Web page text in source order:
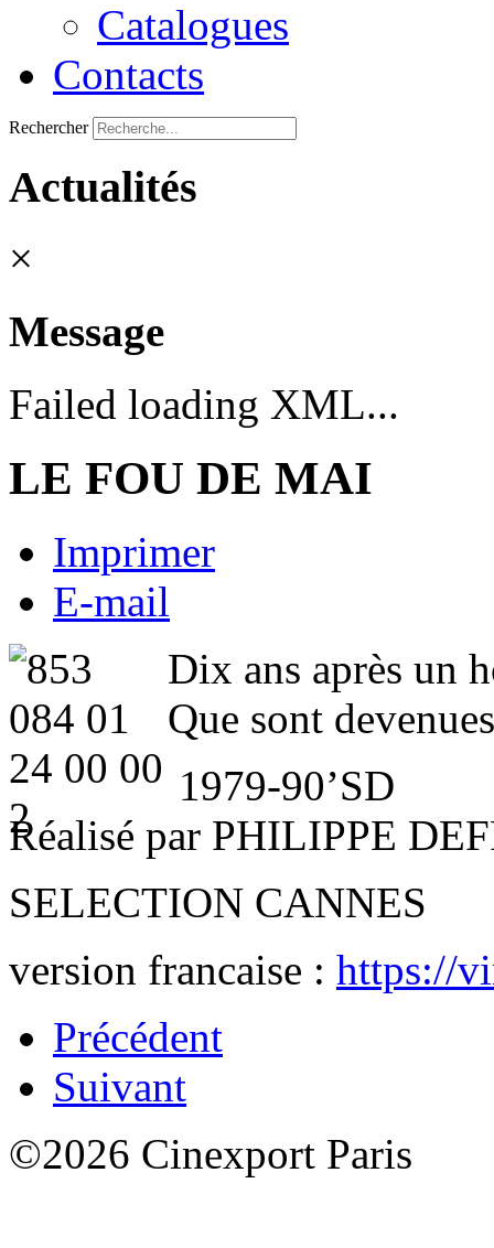
Catalogues
Contacts
Rechercher
Actualités
×
Message
Failed loading XML...
LE FOU DE MAI
Imprimer
E-mail
Dix ans après un
Que sont
1979-90’SD
Réalisé par PHILIPPE
SELECTION CANNES
version francaise : https://
Précédent
Suivant
©2026 Cinexport Paris